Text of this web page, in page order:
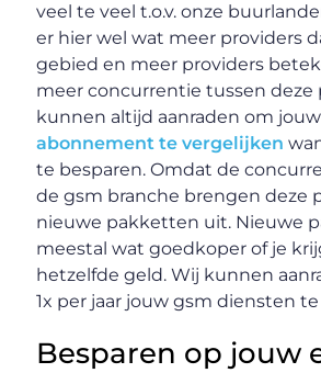
veel te veel t.o.v. onze
er hier wel wat meer providers
gebied en meer providers
meer concurrentie tussen deze
kunnen altijd aanraden om
abonnement te vergelijken
te besparen. Omdat de
de gsm branche brengen deze
nieuwe pakketten uit. Nieuwe
meestal wat goedkoper of je
hetzelfde geld. Wij kunnen
1x per jaar jouw gsm diensten
Besparen op jouw